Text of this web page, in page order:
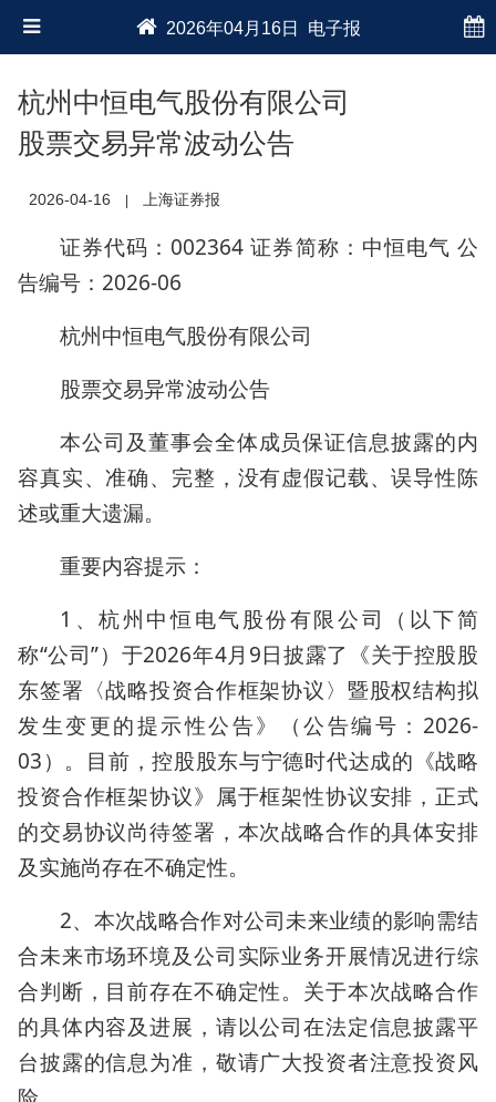
2026年04月16日 电子报
杭州中恒电气股份有限公司
股票交易异常波动公告
2026-04-16 上海证券报
证券代码：002364 证券简称：中恒电气 公
告编号：2026-06
杭州中恒电气股份有限公司
股票交易异常波动公告
本公司及董事会全体成员保证信息披露的内
容真实、准确、完整，没有虚假记载、误导性陈
述或重大遗漏。
重要内容提示：
1、杭州中恒电气股份有限公司（以下简
称“公司”）于2026年4月9日披露了《关于控股股
东签署〈战略投资合作框架协议〉暨股权结构拟
发生变更的提示性公告》（公告编号：2026-
03）。目前，控股股东与宁德时代达成的《战略
投资合作框架协议》属于框架性协议安排，正式
的交易协议尚待签署，本次战略合作的具体安排
及实施尚存在不确定性。
2、本次战略合作对公司未来业绩的影响需结
合未来市场环境及公司实际业务开展情况进行综
合判断，目前存在不确定性。关于本次战略合作
的具体内容及进展，请以公司在法定信息披露平
台披露的信息为准，敬请广大投资者注意投资风